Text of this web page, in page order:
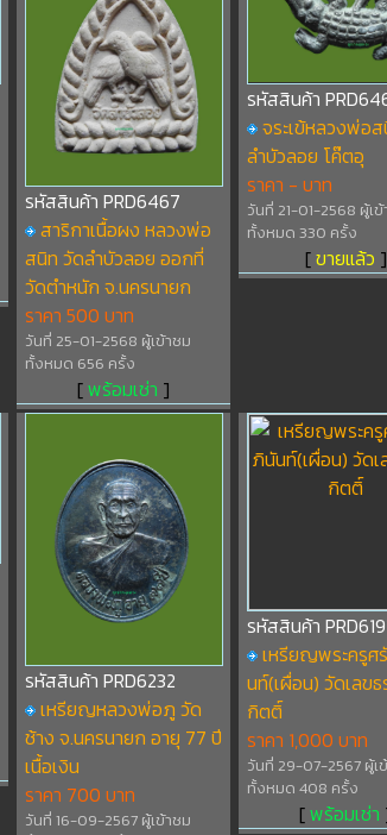
รหัสสินค้า PRD6467
สาริกาเนื้อผง หลวงพ่อ
สนิท วัดลำบัวลอย ออกที่
วัดตำหนัก จ.นครนายก
ราคา 500 บาท
วันที่ 25-01-2568 ผู้เข้าชม
ทั้งหมด 656 ครั้ง
[พร้อมเช่า ]
รหัสสินค้า
จระเข้หลวงพ่อ
ลำบัวลอย โค๊ตอุ
ราคา - บาท
วันที่ 21-01-2568 ผู้เ
ทั้งหมด 330 ครั้ง
[ขายแล้ว ]
รหัสสินค้า PRD6232
เหรียญหลวงพ่อภู วัด
ช้าง จ.นครนายก อายุ 77 ปี
เนื้อเงิน
ราคา 700 บาท
วันที่ 16-09-2567 ผู้เข้าชม
รหัสสินค้า
เหรียญพระครูศ
นท์(เผื่อน) วัดเลขธ
กิตติ์
ราคา 1,000 บาท
วันที่ 29-07-2567 ผู้เ
ทั้งหมด 408 ครั้ง
[พร้อมเช่า